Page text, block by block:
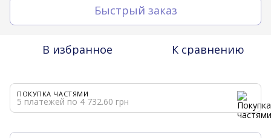
Быстрый заказ
В избранное К сравнению
ПОКУПКА ЧАСТЯМИ
5 платежей по 4 732.60 грн